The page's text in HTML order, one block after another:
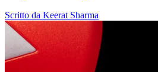
Scritto da Keerat Sharma